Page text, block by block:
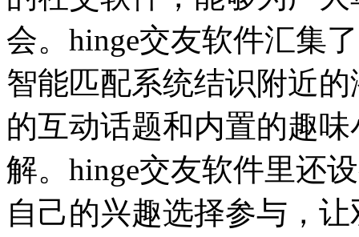
会。hinge交友软件汇集
智能匹配系统结识附近
的互动话题和内置的趣
解。hinge交友软件里还
自己的兴趣选择参与，